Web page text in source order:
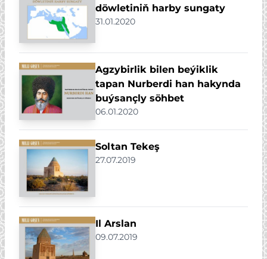
döwletiniň harby sungaty
31.01.2020
Agzybirlik bilen beýiklik
tapan Nurberdi han hakynda
buýsançly söhbet
06.01.2020
Soltan Tekeş
27.07.2019
Il Arslan
09.07.2019